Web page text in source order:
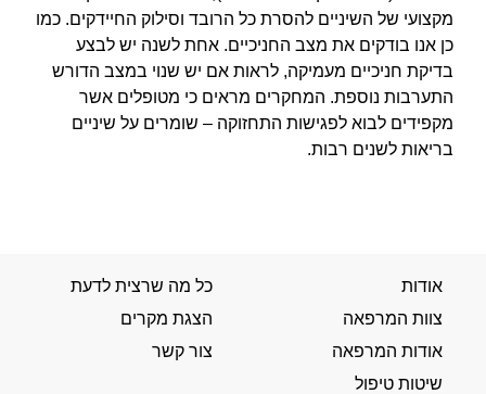
מקצועי של השיניים להסרת כל הרובד וסילוק החיידקים. כמו
כן אנו בודקים את מצב החניכיים. אחת לשנה יש לבצע
בדיקת חניכיים מעמיקה, לראות אם יש שנוי במצב הדורש
התערבות נוספת. המחקרים מראים כי מטופלים אשר
מקפידים לבוא לפגישות התחזוקה – שומרים על שיניים
בריאות לשנים רבות.
אודות
צוות המרפאה
אודות המרפאה
שיטות טיפול
כל מה שרצית לדעת
הצגת מקרים
צור קשר